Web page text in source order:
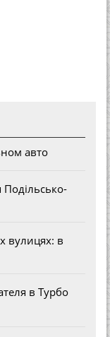
авто
Подільсько-
вулицях: в
в Турбо